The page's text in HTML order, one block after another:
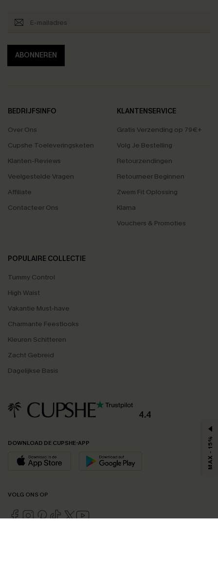
ABONNEREN
BEDRIJFSINFO
Over Ons
Cupshe Toeleveringsketen
Klanten-Reviews
Veelgestelde Vragen
Affiliate
Contacteer Ons
KLANTENSERVICE
Gratis Verzending op 79€+
Volg Je Bestelling
Retourzendingen
Retourneer Beginnen
Zwem Fit Oplossing
Klarna
Vouchers & Promoties
POPULAIRE COLLECTIE
Tummy Control
High Waist
Vakantie Must-have
Charmante Feestlooks
Kleuren Schitteren
Zacht Gebreid
Dagelijkse Basis
4.4
DOWNLOAD DE CUPSHE-APP
VOLG ONS OP
MAX - 15%